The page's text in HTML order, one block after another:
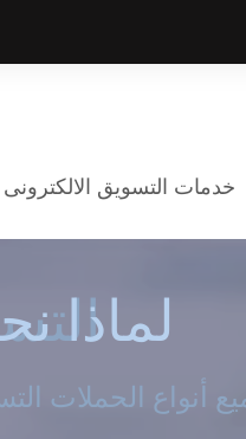
خدمات التسويق الالكترونى
لماذا
افضل
وشركتنا